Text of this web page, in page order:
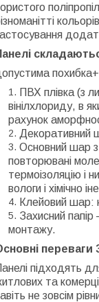
ПВХ плівка (з
вінілхлориду, в
рахунок
Декоративний
Основний шар з
повторювані
термоізоляцію і
вологи і хімічно
Клейовий шар:
Захисний
монтажу.
переваги
підходять
та
не зовсім